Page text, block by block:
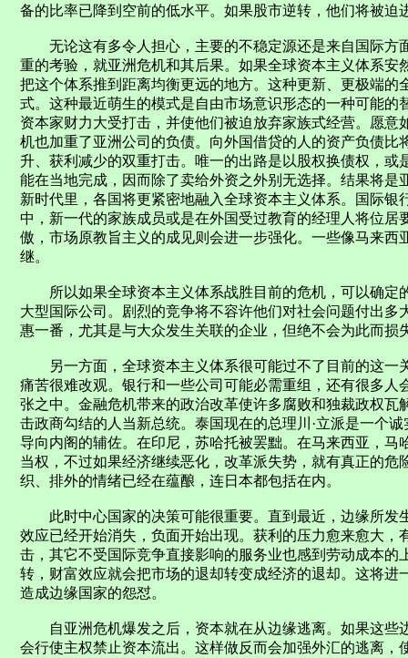
备的比率已降到空前的低水平。如果股市逆转，他们将被迫
无论这有多令人担心，主要的不稳定源还是来自国际方
重的考验，就亚洲危机和其后果。如果全球资本主义体系
把这个体系推到距离均衡更远的地方。这种更新、更极端的
式。这种最近萌生的模式是自由市场意识形态的一种可能
资本家财力大受打击，并使他们被迫放弃家族式经营。愿
机也加重了亚洲公司的负债。向外国借贷的人的资产负债
升、获利减少的双重打击。唯一的出路是以股权换债权，
能在当地完成，因而除了卖给外资之外别无选择。结果将
新时代里，各国将更紧密地融入全球资本主义体系。国际
中，新一代的家族成员或是在外国受过教育的经理人将位居
傲，市场原教旨主义的成见则会进一步强化。一些像马来
继。
所以如果全球资本主义体系战胜目前的危机，可以确定
大型国际公司。剧烈的竞争将不容许他们对社会问题付出
惠一番，尤其是与大众发生关联的企业，但绝不会为此而损
另一方面，全球资本主义体系很可能过不了目前的这一
痛苦很难改观。银行和一些公司可能必需重组，还有很多
张之中。金融危机带来的政治改革使许多腐败和独裁政权
击政商勾结的人当新总统。泰国现在的总理川·立派是一个
导向内阁的辅佐。在印尼，苏哈托被罢黜。在马来西亚，
当权，不过如果经济继续恶化，改革派失势，就有真正的
织、排外的情绪已经在蕴酿，连日本都包括在内。
此时中心国家的决策可能很重要。直到最近，边缘所发
效应已经开始消失，负面开始出现。获利的压力愈来愈大，
击，其它不受国际竞争直接影响的服务业也感到劳动成本
转，财富效应就会把市场的退却转变成经济的退却。这将
造成边缘国家的怨怼。
自亚洲危机爆发之后，资本就在从边缘逃离。如果这些
会行使主权禁止资本流出。这样做反而会加强外汇的逃离